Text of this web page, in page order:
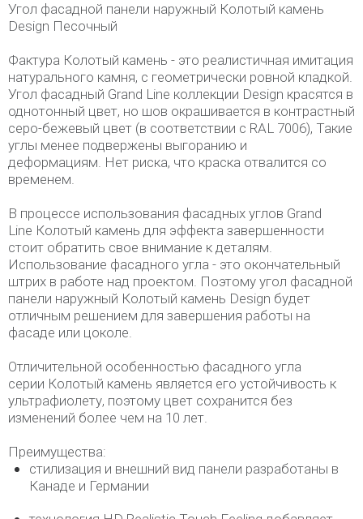
Угол фасадной панели наружный Колотый камень
Design Песочный
Фактура Колотый камень - это реалистичная имитация
натурального камня, с геометрически ровной кладкой.
Угол фасадный Grand Line коллекции Design красятся в
однотонный цвет, но шов окрашивается в контрастный
серо-бежевый цвет (в соответствии с RAL 7006), Такие
углы менее подвержены выгоранию и
деформациям. Нет риска, что краска отвалится со
временем.
В процессе использования фасадных углов Grand
Line Колотый камень для эффекта завершенности
стоит обратить свое внимание к деталям.
Использование фасадного угла - это окончательный
штрих в работе над проектом. Поэтому угол фасадной
панели наружный Колотый камень Design будет
отличным решением для завершения работы на
фасаде или цоколе.
Отличительной особенностью фасадного угла
серии Колотый камень является его устойчивость к
ультрафиолету, поэтому цвет сохранится без
изменений более чем на 10 лет.
Преимущества:
стилизация и внешний вид панели разработаны в
Канаде и Германии